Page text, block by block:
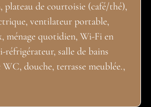
plateau de courtoisie (café/thé),
ventilateur portable,
ménage quotidien, Wi-Fi en
réfrigérateur, salle de bains
douche, terrasse meublée.,